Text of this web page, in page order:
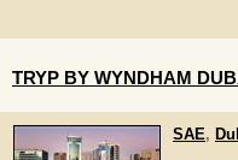
TRYP BY WYNDHAM
SAE,